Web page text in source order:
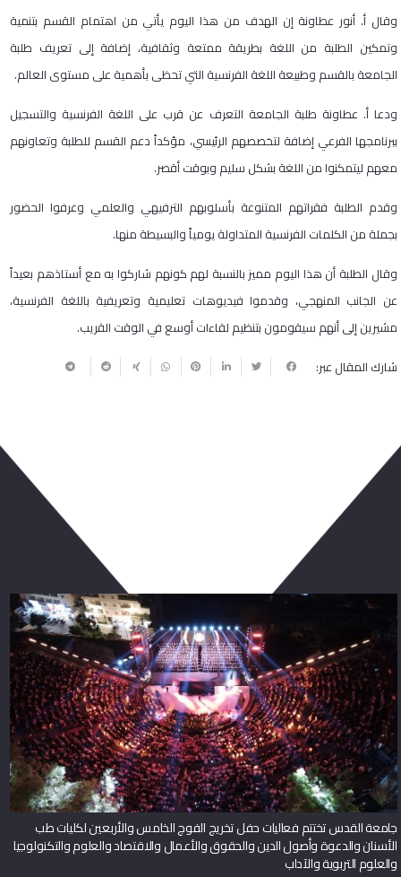
وقال أ. أنور عطاونة إن الهدف من هذا اليوم يأتي من اهتمام القسم بتنمية
وتمكين الطلبة من اللغة بطريقة ممتعة وثقافية، إضافة إلى تعريف طلبة
الجامعة بالقسم وطبيعة اللغة الفرنسية التي تحظى بأهمية على مستوى العالم.
ودعا أ. عطاونة طلبة الجامعة التعرف عن قرب على اللغة الفرنسية والتسجيل
ببرنامجها الفرعي إضافة لتخصصهم الرئيسي، مؤكداً دعم القسم للطلبة وتعاونهم
معهم ليتمكنوا من اللغة بشكل سليم وبوقت أقصر.
وقدم الطلبة فقراتهم المتنوعة بأسلوبهم الترفيهي والعلمي وعرفوا الحضور
بجملة من الكلمات الفرنسية المتداولة يومياً والبسيطة منها.
وقال الطلبة أن هذا اليوم مميز بالنسبة لهم كونهم شاركوا به مع أستاذهم بعيداً
عن الجانب المنهجي، وقدموا فيديوهات تعليمية وتعريفية باللغة الفرنسية،
مشيرين إلى أنهم سيقومون بتنظيم لقاءات أوسع في الوقت القريب.
شارك المقال عبر:
جامعة القدس تختتم فعاليات حفل تخريج الفوج الخامس والأربعين لكليات طب
الأسنان والدعوة وأصول الدين والحقوق والأعمال والاقتصاد والعلوم والتكنولوجيا
والعلوم التربوية والآداب